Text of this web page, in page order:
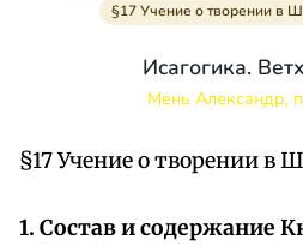
§17 Учение о творении в
Исагогика.
Мень Александр,
§17 Учение о творении в
1. Состав и содержание